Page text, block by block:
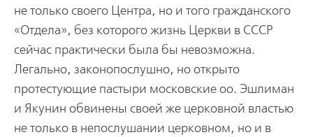
не только своего Центра, но и того гражданского
«Отдела», без которого жизнь Церкви в СССР
сейчас практически была бы невозможна.
Легально, законопослушно, но открыто
протестующие пастыри московские оо. Эшлиман
и Якунин обвинены своей же церковной властью
не только в непослушании церковном, но и в